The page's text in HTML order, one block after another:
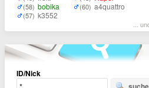
(58) bobika
(57) k3552
(60) a4quattro
...
ID/Nick